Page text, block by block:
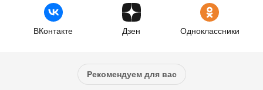
ВКонтакте Дзен Одноклассники
Рекомендуем для вас